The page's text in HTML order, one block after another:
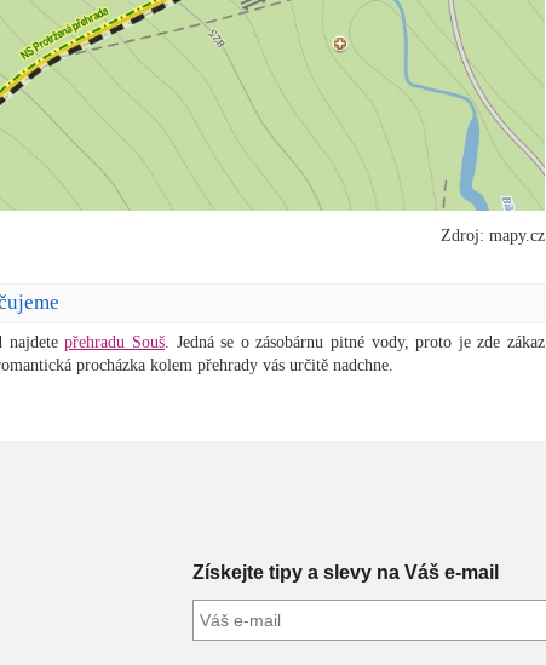
Zdroj: mapy.cz
najdetepřehradu Souš . Jedná se o zásobárnu pitné vody, proto je zde zákaz
procházka kolem přehrady vás určitě nadchne.
Získejte tipy a slevy na Váš e-mail